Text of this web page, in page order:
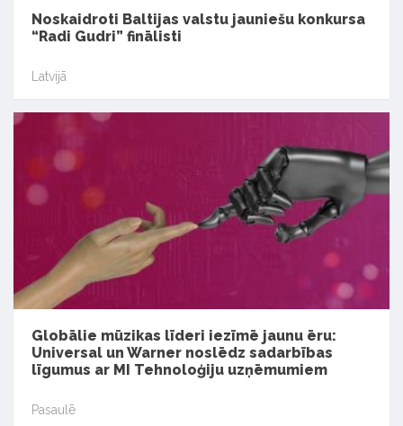
Noskaidroti Baltijas valstu jauniešu konkursa
“Radi Gudri” finālisti
Latvijā
Globālie mūzikas līderi iezīmē jaunu ēru:
Universal un Warner noslēdz sadarbības
līgumus ar MI Tehnoloģiju uzņēmumiem
Pasaulē